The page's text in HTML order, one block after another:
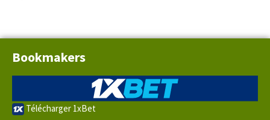
Bookmakers
Télécharger 1xBet